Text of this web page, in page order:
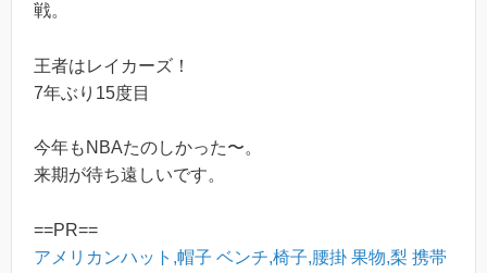
戦。
王者はレイカーズ！
7年ぶり15度目
今年もNBAたのしかった〜。
来期が待ち遠しいです。
==PR==
アメリカンハット,帽子 ベンチ,椅子,腰掛 果物,梨 携帯